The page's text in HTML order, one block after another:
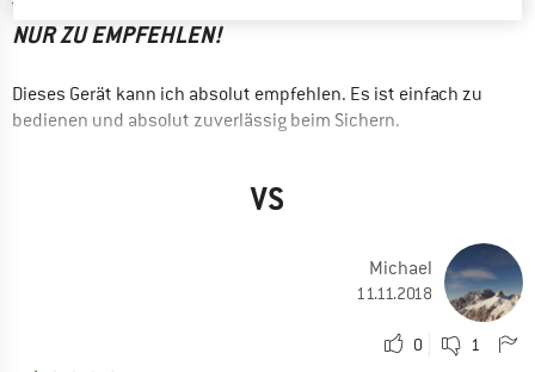
NUR ZU EMPFEHLEN!
Dieses Gerät kann ich absolut empfehlen. Es ist einfach zu
bedienen und absolut zuverlässig beim Sichern.
VS
Michael
11.11.2018
0 1